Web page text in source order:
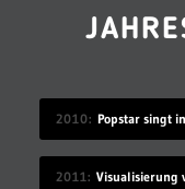
2010
2011 Visualisierung